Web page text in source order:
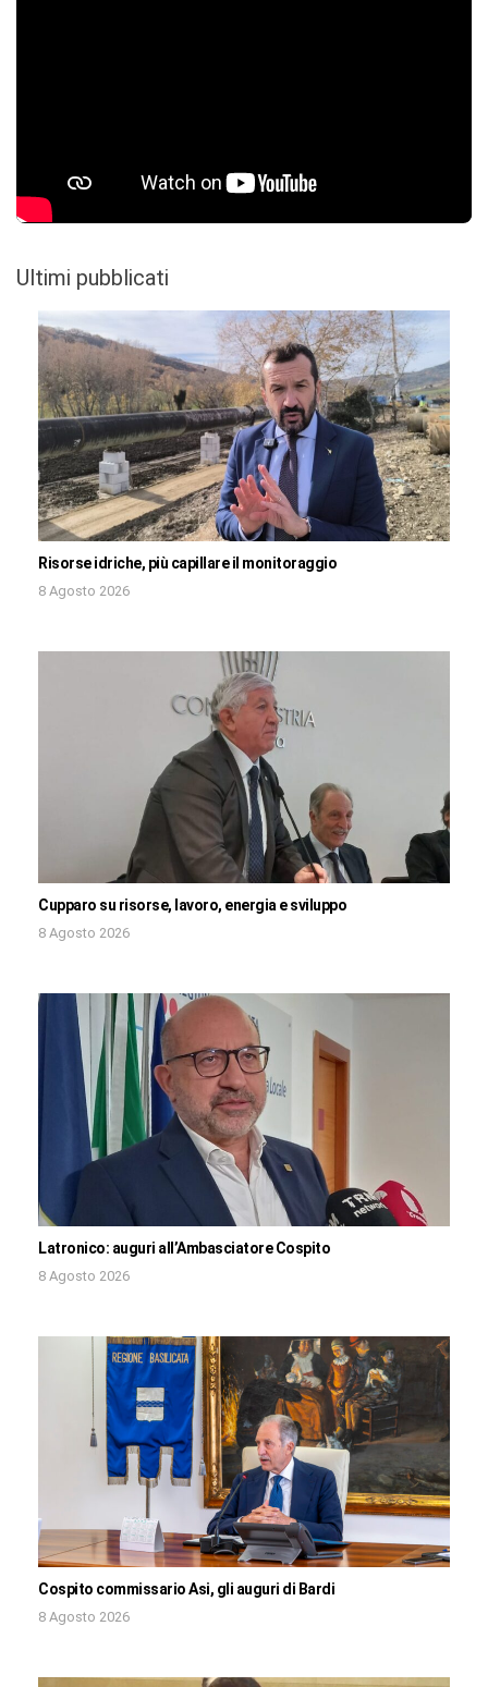
Ultimi pubblicati
Risorse idriche, più capillare il monitoraggio
8 Agosto 2026
Cupparo su risorse, lavoro, energia e sviluppo
8 Agosto 2026
Latronico: auguri all’Ambasciatore Cospito
8 Agosto 2026
Cospito commissario Asi, gli auguri di Bardi
8 Agosto 2026